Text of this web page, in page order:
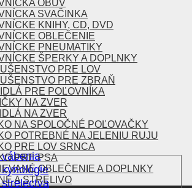
OBUV
SVAČINKA
KNIHY, CD, DVD
OBLEČENIE
PNEUMATIKY
ŠPERKY A DOPLNKY
PRE LOV
PRE ZBRAŇ
PRE POĽOVNÍKA
NA ZVER
NA ZVER
NA SPOLOČNÉ POĽOVAČKY
POTREBNÉ NA JELENIU RUJU
PRE LOV SRNCA
PRE PSA
OBLEČENIE A DOPLNKY
A STRELIVO